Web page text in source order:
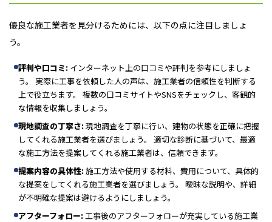
優良な施工業者を見分けるためには、以下の点に注目しましょ
う。
評判や口コミ: インターネット上の口コミや評判を参考にしましょ
う。 実際に工事を依頼した人の声は、施工業者の信頼性を判断する
上で役立ちます。 複数の口コミサイトやSNSをチェックし、客観的
な情報を収集しましょう。
現地調査の丁寧さ:現地調査を丁寧に行い、建物の状態を正確に把握
してくれる施工業者を選びましょう。 適切な診断に基づいて、最適
な施工方法を提案してくれる施工業者は、信頼できます。
提案内容の具体性:施工方法や使用する材料、費用について、具体的
な提案をしてくれる施工業者を選びましょう。 曖昧な説明や、詳細
が不明確な提案は避けるようにしましょう。
アフターフォロー: 工事後のアフターフォローが充実している施工業